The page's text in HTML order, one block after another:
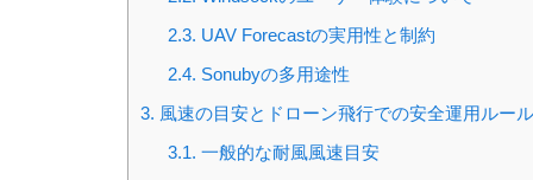
2.3. UAV Forecastの実用性と制約
2.4. Sonubyの多用途性
3. 風速の目安とドローン飛行での安全運用ルール
3.1. 一般的な耐風風速目安